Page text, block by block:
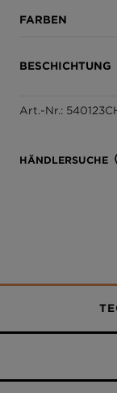
FARBEN
BESCHICHTUNG
Vollbeschichtet
Art.-Nr.:
HÄNDLERSUCHE